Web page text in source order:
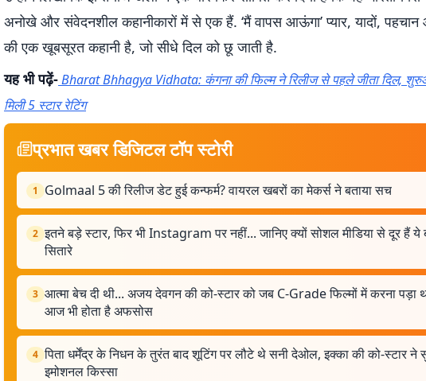
अनोखे और संवेदनशील कहानीकारों में से एक हैं. ‘मैं वापस आऊंगा’ प्यार, यादों,
की एक खूबसूरत कहानी है, जो सीधे दिल को छू जाती है.
यह भी पढ़ें-Bharat Bhhagya Vidhata: कंगना की फिल्म ने रिलीज से पहले जीता दिल,
मिली 5 स्टार रेटिंग
प्रभात खबर डिजिटल टॉप स्टोरी
1 Golmaal 5 की रिलीज डेट हुई कन्फर्म? वायरल खबरों का मेकर्स ने बताया सच
2 इतने बड़े स्टार, फिर भी Instagram पर नहीं... जानिए क्यों सोशल मीडिया से दूर हैं ये
सितारे
3 आत्मा बेच दी थी... अजय देवगन की को-स्टार को जब C-Grade फिल्मों में करना पड़ा
आज भी होता है अफसोस
4 पिता धर्मेंद्र के निधन के तुरंत बाद शूटिंग पर लौटे थे सनी देओल, इक्का की को-स्टार ने
इमोशनल किस्सा